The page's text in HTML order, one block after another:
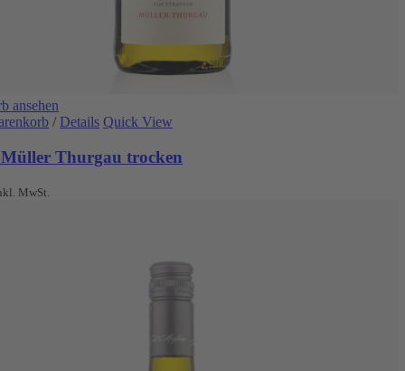
ansehen
/ Details Quick View
Thurgau trocken
MwSt.